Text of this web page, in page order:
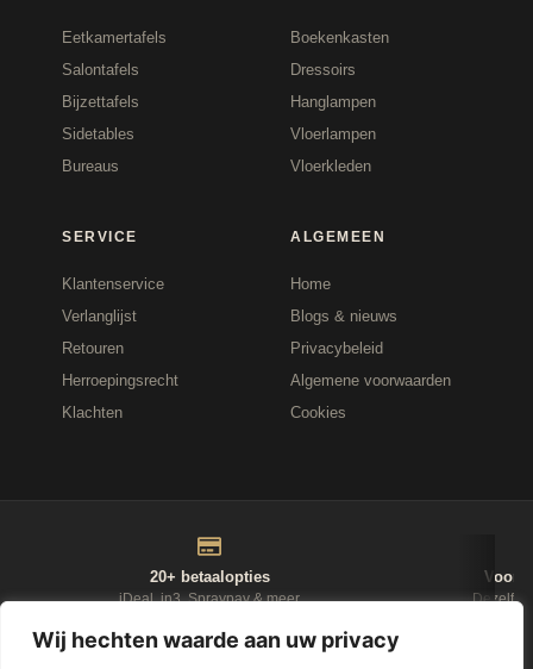
Wij hechten waarde aan uw privacy
Eetkamertafels
Salontafels
Bijzettafels
Sidetables
Bureaus
Boekenkasten
Dressoirs
Hanglampen
Vloerlampen
Vloerkleden
SERVICE
Klantenservice
Verlanglijst
Retouren
Herroepingsrecht
Klachten
ALGEMEEN
Home
Blogs & nieuws
Privacybeleid
Algemene voorwaarden
Cookies
20+ betaalopties
iDeal, in3, Spraypay & meer
Voor